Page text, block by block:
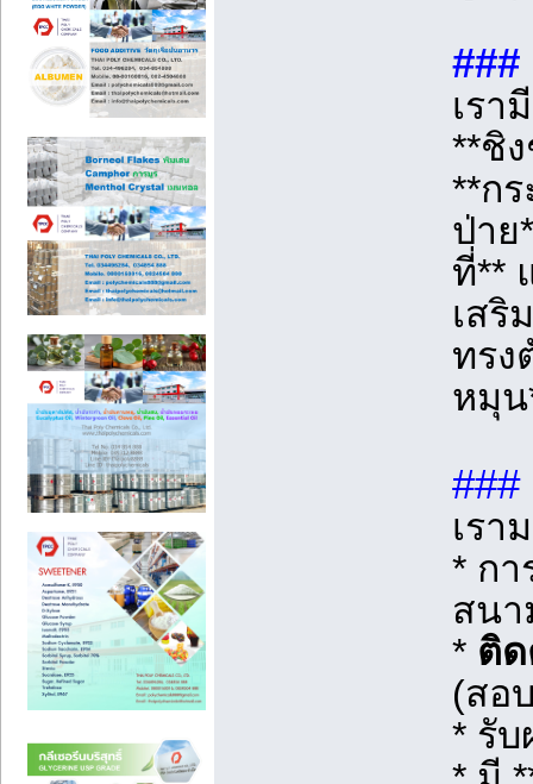
เรา
**ชิ
**ก
ป่าย
ที่**
เสริ
ทรง
หมุน
###
เรา
* กา
สน
* ติ
(สอ
* รั